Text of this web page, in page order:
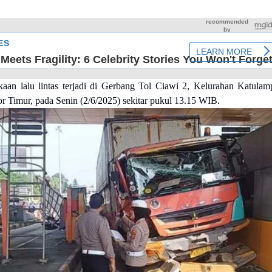
lalu lintas terjadi di Gerbang Tol Ciawi 2, Kelurahan
Timur, pada Senin (2/6/2025) sekitar pukul 13.15 WIB.